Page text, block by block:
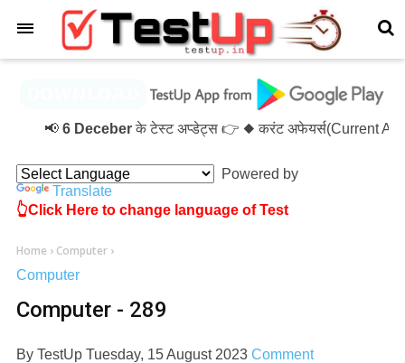
6 Deceberके टेस्ट अप्डेट्स 👉 ◆ करंट अफेयर्स(Current
Powered by
Translate
👆Click Here to change language of Test
Home › Computer ›
Computer
Computer - 289
By TestUp Tuesday, 15 August 2023 Comment